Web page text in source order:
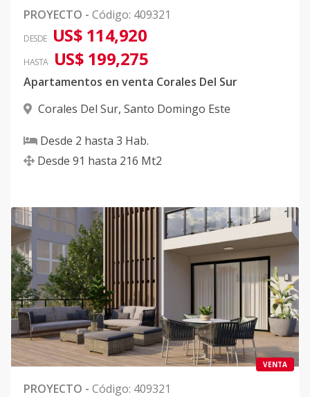
PROYECTO - Código: 409321
DESDE US$ 114,920
HASTA US$ 199,275
Apartamentos en venta Corales Del Sur
Corales Del Sur, Santo Domingo Este
Desde 2 hasta 3 Hab.
Desde 91 hasta 216 Mt2
VENTA
PROYECTO - Código: 409321